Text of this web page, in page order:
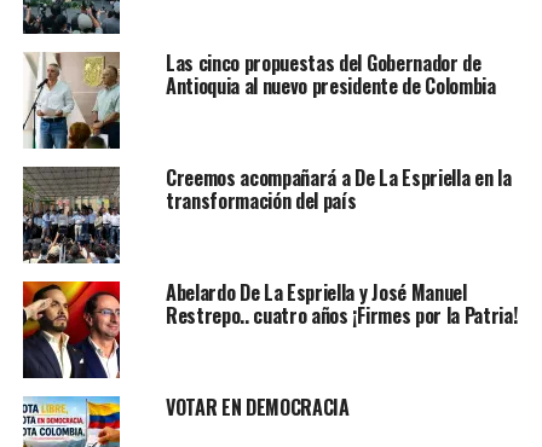
Las cinco propuestas del Gobernador de
Antioquia al nuevo presidente de Colombia
Creemos acompañará a De La Espriella en la
transformación del país
Abelardo De La Espriella y José Manuel
Restrepo.. cuatro años ¡Firmes por la Patria!
VOTAR EN DEMOCRACIA